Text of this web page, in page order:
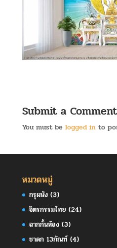
Submit a Comment
You must be logged into
หมวดหมู่
กรุผนัง(3)
จิตรกรรมไทย (24)
ฉากกั้นห้อง(3)
ชาดก 13กัณฑ์(4)